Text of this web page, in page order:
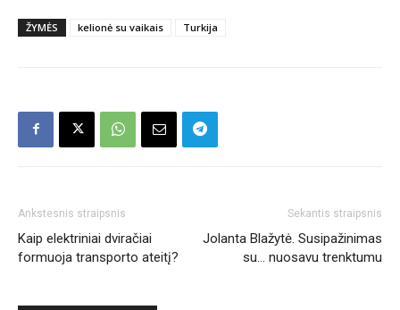
ŽYMĖS kelionė su vaikais Turkija
Ankstesnis straipsnis
Kaip elektriniai dviračiai
formuoja transporto ateitį?
Sekantis straipsnis
Jolanta Blažytė. Susipažinimas
su… nuosavu trenktumu